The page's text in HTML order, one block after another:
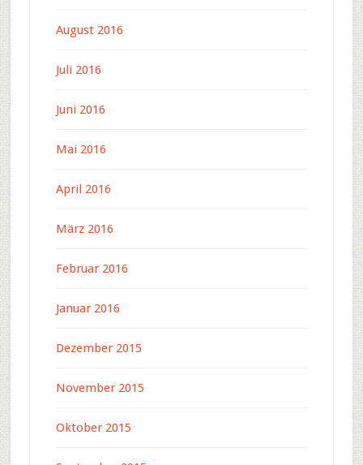
August 2016
Juli 2016
Juni 2016
Mai 2016
April 2016
März 2016
Februar 2016
Januar 2016
Dezember 2015
November 2015
Oktober 2015